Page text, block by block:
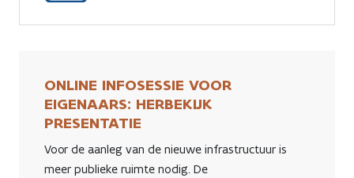
ONLINE INFOSESSIE VOOR
EIGENAARS: HERBEKIJK
PRESENTATIE
Voor de aanleg van de nieuwe infrastructuur is
meer publieke ruimte nodig. De